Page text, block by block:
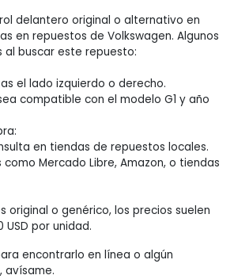
delantero original o alternativo en
en repuestos de Volkswagen. Algunos
buscar este repuesto:
el lado izquierdo o derecho.
compatible con el modelo G1 y año
en tiendas de repuestos locales.
como Mercado Libre, Amazon, o tiendas
original o genérico, los precios suelen
USD por unidad.
encontrarlo en línea o algún
avísame.